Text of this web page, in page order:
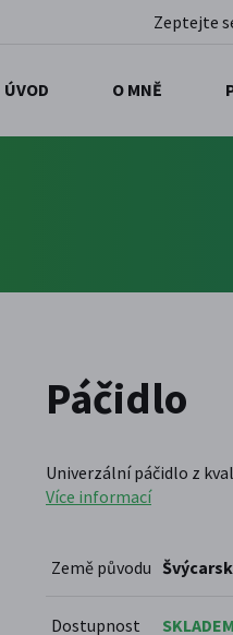
Zeptejte
ÚVOD O MNĚ
Páčidlo
Univerzální páčidlo z
Více informací
Země původu
Dostupnost SKLADEM